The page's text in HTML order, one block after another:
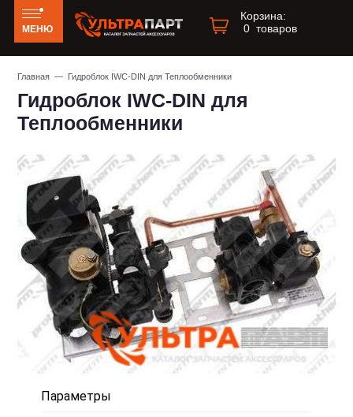
МЕНЮ
Корзина:
0 товаров
Главная — Гидроблок IWC-DIN для Теплообменники
Гидроблок IWC-DIN для
Теплообменники
Параметры